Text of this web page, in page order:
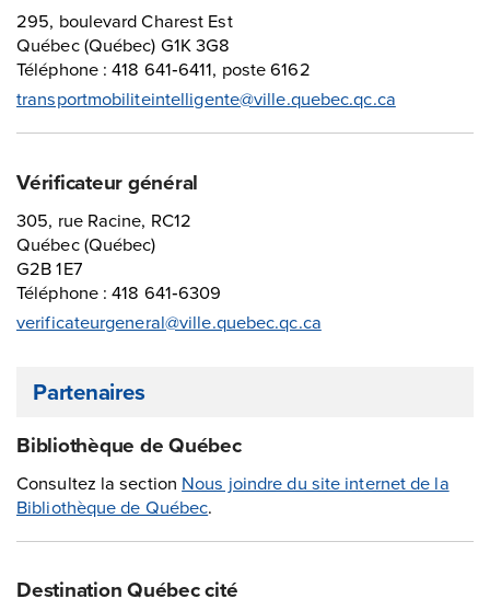
295, boulevard Charest Est
Québec (Québec) G1K 3G8
Téléphone : 418 641‑6411, poste 6162
transportmobiliteintelligente@ville.quebec.qc.ca
Vérificateur général
305, rue Racine, RC12
Québec (Québec)
G2B 1E7
Téléphone : 418 641‑6309
verificateurgeneral@ville.quebec.qc.ca
Partenaires
Bibliothèque de Québec
Consultez la section Nous joindre du site internet de la
Bibliothèque de Québec.
Destination Québec cité